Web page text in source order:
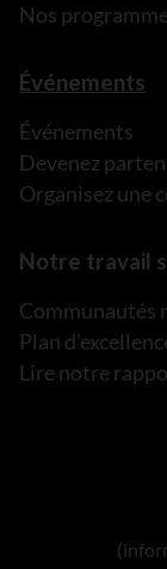
Nos
Événements
Événements
Devenez
Organisez une
Notre travail
Communautés
Plan
Lire notre